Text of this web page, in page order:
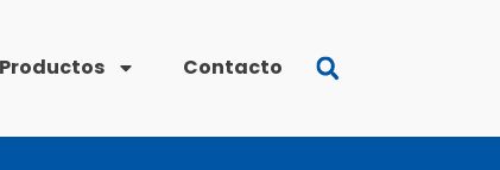
Productos Contacto